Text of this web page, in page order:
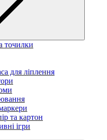
точилки
для ліплення
та картон
ігри